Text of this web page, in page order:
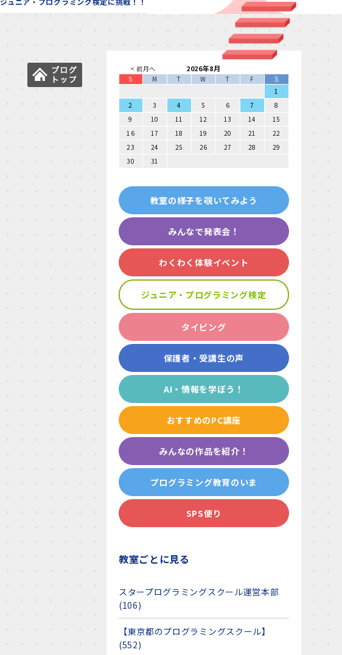
< 前月へ 2026年8月
S M T W T F
S
1
2
3 4 5 6 7
8
9
10 11 12 13 14
15
16
17 18 19 20 21
22
23
24 25 26 27 28
29
30
31
教室の様子を覗いてみよう
みんなで発表会！
わくわく体験イベント
ジュニア・プログラミング検定
タイピング
保護者・受講生の声
AI・情報を学ぼう！
おすすめのPC講座
みんなの作品を紹介！
プログラミング教育のいま
SPS便り
教室ごとに見る
スタープログラミングスクール運営本部
(106)
【東京都のプログラミングスクール】
(552)